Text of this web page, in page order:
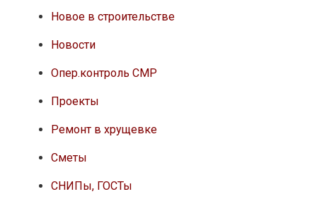
Новое в строительстве
Новости
Опер.контроль СМР
Проекты
Ремонт в хрущевке
Сметы
СНИПы, ГОСТы